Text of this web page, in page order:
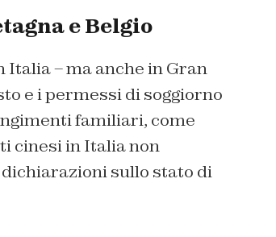
e Belgio
– ma anche in Gran
e i permessi di soggiorno
familiari, come
cinesi in Italia non
sullo stato di